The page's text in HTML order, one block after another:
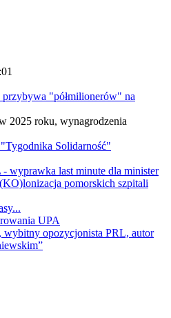
"półmilionerów" na
2025 roku, wynagrodzenia
Solidarność"
wyprawka last minute dla minister
pomorskich szpitali
UPA
wybitny opozycjonista PRL, autor